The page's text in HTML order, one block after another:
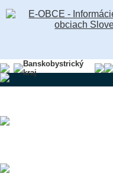
Banskobystrický
kraj